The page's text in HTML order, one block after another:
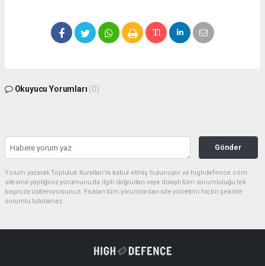
Okuyucu Yorumları (0)
Gönder
Yorum yazarak Topluluk Kuralları’nı kabul etmiş bulunuyor ve highdefence.com
sitesine yaptığınız yorumunuzla ilgili doğrudan veya dolaylı tüm sorumluluğu tek
başınıza üstleniyorsunuz. Yazılan tüm yorumlardan site yönetimi hiçbir şekilde
sorumlu tutulamaz.